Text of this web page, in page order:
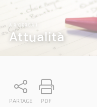
A RICERCA
Attualità
PARTAGE PDF